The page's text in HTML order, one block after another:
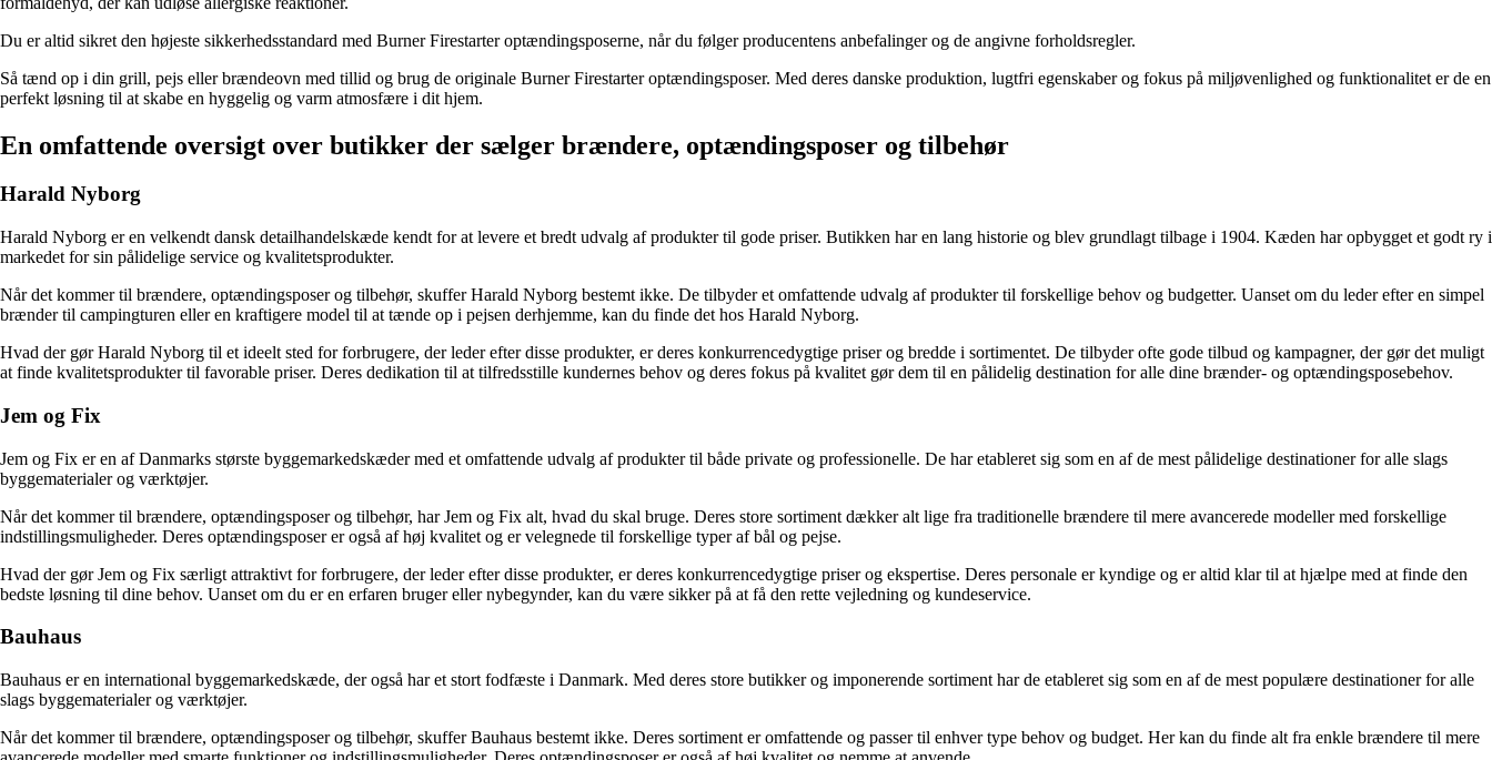
Du er altid sikret den højeste sikkerhedsstandard med Burner Firestarter optændingsposerne, når du følger producentens anbefalinger og de angivne forholdsregler.
Så tænd op i din grill, pejs eller brændeovn med tillid og brug de originale Burner Firestarter optændingsposer. Med deres danske produktion, lugtfri egenskaber og fokus på miljøvenlighed og funktionalitet er de en
perfekt løsning til at skabe en hyggelig og varm atmosfære i dit hjem.
En omfattende oversigt over butikker der sælger brændere, optændingsposer og tilbehør
Harald Nyborg
Harald Nyborg er en velkendt dansk detailhandelskæde kendt for at levere et bredt udvalg af produkter til gode priser. Butikken har en lang historie og blev grundlagt tilbage i 1904. Kæden har opbygget et godt ry i
markedet for sin pålidelige service og kvalitetsprodukter.
Når det kommer til brændere, optændingsposer og tilbehør, skuffer Harald Nyborg bestemt ikke. De tilbyder et omfattende udvalg af produkter til forskellige behov og budgetter. Uanset om du leder efter en simpel
brænder til campingturen eller en kraftigere model til at tænde op i pejsen derhjemme, kan du finde det hos Harald Nyborg.
Hvad der gør Harald Nyborg til et ideelt sted for forbrugere, der leder efter disse produkter, er deres konkurrencedygtige priser og bredde i sortimentet. De tilbyder ofte gode tilbud og kampagner, der gør det muligt
at finde kvalitetsprodukter til favorable priser. Deres dedikation til at tilfredsstille kundernes behov og deres fokus på kvalitet gør dem til en pålidelig destination for alle dine brænder- og optændingsposebehov.
Jem og Fix
Jem og Fix er en af Danmarks største byggemarkedskæder med et omfattende udvalg af produkter til både private og professionelle. De har etableret sig som en af de mest pålidelige destinationer for alle slags
byggematerialer og værktøjer.
Når det kommer til brændere, optændingsposer og tilbehør, har Jem og Fix alt, hvad du skal bruge. Deres store sortiment dækker alt lige fra traditionelle brændere til mere avancerede modeller med forskellige
indstillingsmuligheder. Deres optændingsposer er også af høj kvalitet og er velegnede til forskellige typer af bål og pejse.
Hvad der gør Jem og Fix særligt attraktivt for forbrugere, der leder efter disse produkter, er deres konkurrencedygtige priser og ekspertise. Deres personale er kyndige og er altid klar til at hjælpe med at finde den
bedste løsning til dine behov. Uanset om du er en erfaren bruger eller nybegynder, kan du være sikker på at få den rette vejledning og kundeservice.
Bauhaus
Bauhaus er en international byggemarkedskæde, der også har et stort fodfæste i Danmark. Med deres store butikker og imponerende sortiment har de etableret sig som en af de mest populære destinationer for alle
slags byggematerialer og værktøjer.
Når det kommer til brændere, optændingsposer og tilbehør, skuffer Bauhaus bestemt ikke. Deres sortiment er omfattende og passer til enhver type behov og budget. Her kan du finde alt fra enkle brændere til mere